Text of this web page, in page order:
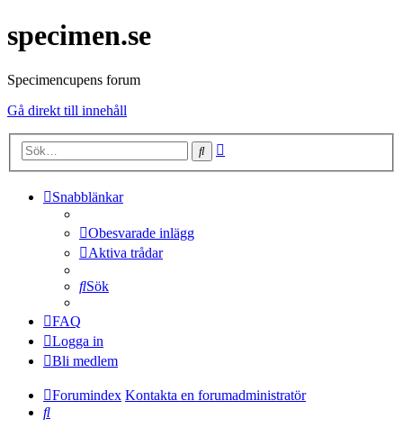
specimen.se
Specimencupens forum
Gå direkt till innehåll
Sök
Snabblänkar
Obesvarade inlägg
Aktiva trådar
Sök
FAQ
Logga in
Bli medlem
Forumindex Kontakta en forumadministratör
Sök